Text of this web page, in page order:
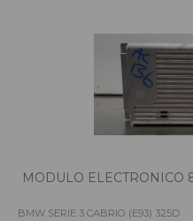
MODULO ELECTRONICO
BMW SERIE 3 CABRIO (E93) 325D